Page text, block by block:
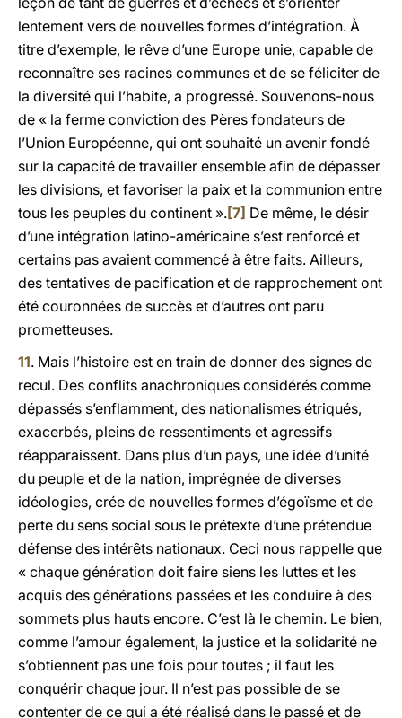
lentement vers de nouvelles formes d’intégration. À
titre d’exemple, le rêve d’une Europe unie, capable de
reconnaître ses racines communes et de se féliciter de
la diversité qui l’habite, a progressé. Souvenons-nous
de « la ferme conviction des Pères fondateurs de
l’Union Européenne, qui ont souhaité un avenir fondé
sur la capacité de travailler ensemble afin de dépasser
les divisions, et favoriser la paix et la communion entre
tous les peuples du continent ».[7] De même, le désir
d’une intégration latino-américaine s’est renforcé et
certains pas avaient commencé à être faits. Ailleurs,
des tentatives de pacification et de rapprochement ont
été couronnées de succès et d’autres ont paru
prometteuses.
11. Mais l’histoire est en train de donner des signes de
recul. Des conflits anachroniques considérés comme
dépassés s’enflamment, des nationalismes étriqués,
exacerbés, pleins de ressentiments et agressifs
réapparaissent. Dans plus d’un pays, une idée d’unité
du peuple et de la nation, imprégnée de diverses
idéologies, crée de nouvelles formes d’égoïsme et de
perte du sens social sous le prétexte d’une prétendue
défense des intérêts nationaux. Ceci nous rappelle que
« chaque génération doit faire siens les luttes et les
acquis des générations passées et les conduire à des
sommets plus hauts encore. C’est là le chemin. Le bien,
comme l’amour également, la justice et la solidarité ne
s’obtiennent pas une fois pour toutes ; il faut les
conquérir chaque jour. Il n’est pas possible de se
contenter de ce qui a été réalisé dans le passé et de